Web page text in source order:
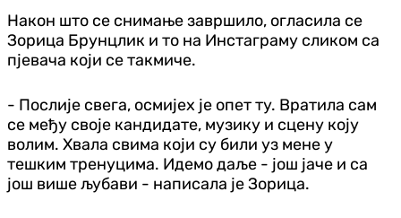
Након што се снимање завршило, огласила се
Зорица Брунцлик и то на Инстаграму сликом са
пјевача који се такмиче.
- Послије свега, осмијех је опет ту. Вратила сам
се међу своје кандидате, музику и сцену коју
волим. Хвала свима који су били уз мене у
тешким тренуцима. Идемо даље - још јаче и са
још више љубави - написала је Зорица.